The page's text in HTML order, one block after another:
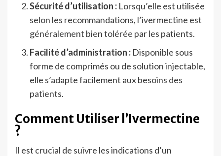
Sécurité d’utilisation : Lorsqu’elle est utilisée
selon les recommandations, l’ivermectine est
généralement bien tolérée par les patients.
Facilité d’administration : Disponible sous
forme de comprimés ou de solution injectable,
elle s’adapte facilement aux besoins des
patients.
Comment Utiliser l’Ivermectine
?
Il est crucial de suivre les indications d’un